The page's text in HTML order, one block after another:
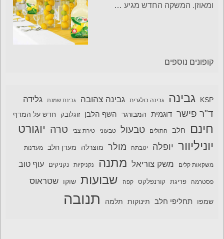
ומאוזן. המשקה החדש מגיע …
קופונים נוספים
KSP גבינה גבינה בולגרית גבינה צהובה גבינת שמנת גלידה
ד"ר פישר דוגמית המבורגר השף הלבן זוגלובק חדש על המדף
חינם חלב חתולים טבעול טבעוני טירת צבי טרה יוגורט
יוניליוור יופלה יטבתה מולר מוצרלה מעדן חלב מעדנות
משקאות קלים משק צוריאל מתנה נקניקיות נקניקים עוף טוב
פסטרמה פריגת קורנפלקס קפה שבועות שוקו שטראוס
שמפו תחליפי חלב תינוקות תלמה תנובה